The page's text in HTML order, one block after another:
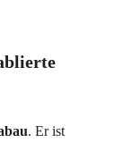
. Er ist